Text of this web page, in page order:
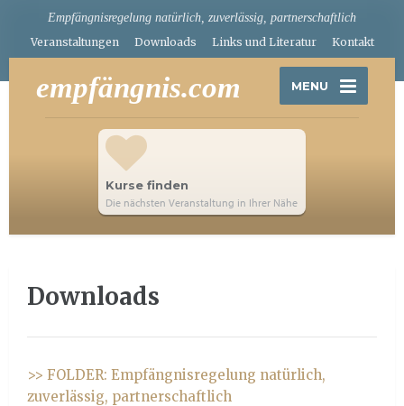
Empfängnisregelung natürlich, zuverlässig, partnerschaftlich
Veranstaltungen
Downloads Links und Literatur Kontakt
empfängnis.com MENU
Kurse finden
Die nächsten Veranstaltung in Ihrer Nähe
Downloads
>> FOLDER: Empfängnisregelung natürlich,
zuverlässig, partnerschaftlich